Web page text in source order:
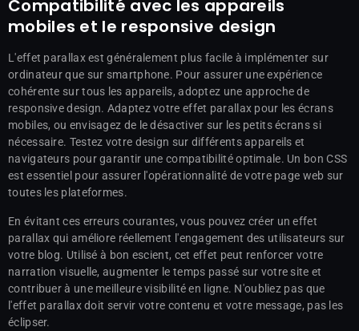
Compatibilité avec les appareils
mobiles et le responsive design
L'effet parallax est généralement plus facile à implémenter sur
ordinateur que sur smartphone. Pour assurer une expérience
cohérente sur tous les appareils, adoptez une approche de
responsive design. Adaptez votre effet parallax pour les écrans
mobiles, ou envisagez de le désactiver sur les petits écrans si
nécessaire. Testez votre design sur différents appareils et
navigateurs pour garantir une compatibilité optimale. Un bon CSS
est essentiel pour assurer l'opérationnalité de votre page web sur
toutes les plateformes.
En évitant ces erreurs courantes, vous pouvez créer un effet
parallax qui améliore réellement l'engagement des utilisateurs sur
votre blog. Utilisé à bon escient, cet effet peut renforcer votre
narration visuelle, augmenter le temps passé sur votre site et
contribuer à une meilleure visibilité en ligne. N'oubliez pas que
l'effet parallax doit servir votre contenu et votre message, pas les
éclipser.